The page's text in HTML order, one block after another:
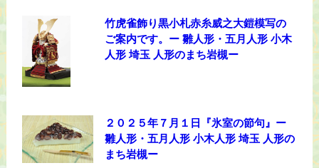
竹虎雀飾り黒小札赤糸威之大鎧模写の
ご案内です。ー 雛人形・五月人形 小木
人形 埼玉 人形のまち岩槻ー
２０２５年７月１日『氷室の節句』ー
雛人形・五月人形 小木人形 埼玉 人形の
まち岩槻ー